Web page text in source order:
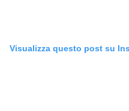
Visualizza questo post su